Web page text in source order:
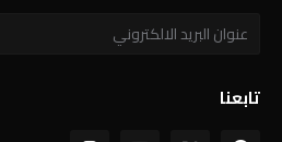
تابعنا